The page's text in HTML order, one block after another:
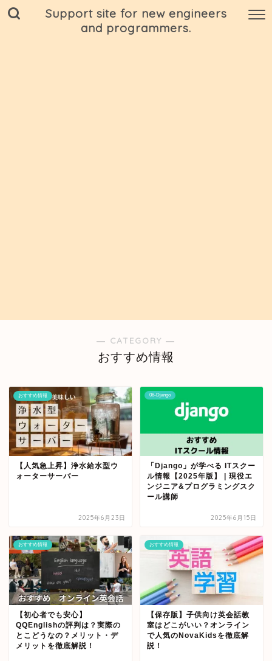
Support site for new engineers
and programmers.
― CATEGORY ―
おすすめ情報
おすすめ情報
【人気急上昇】浄水給水型ウ
ォーターサーバー
2025年6月23日
06-Django
「Django」が学べる ITスクー
ル情報【2025年版】 | 現役エ
ンジニア&プログラミングスク
ール講師
2025年6月15日
おすすめ情報
【初心者でも安心】
QQEnglishの評判は？実際の
とこどうなの？メリット・デ
メリットを徹底解説！
おすすめ情報
【保存版】子供向け英会話教
室はどこがいい？オンライン
で人気のNovaKidsを徹底解
説！